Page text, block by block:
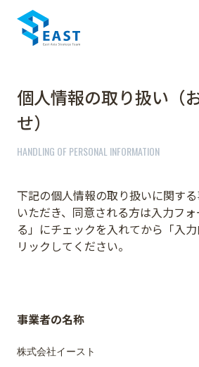
個人情報の取り扱い（
せ）
HANDLING OF PERSONAL INFORMATION
下記の個人情報の取り扱いに関す
いただき、同意される方は入力フ
る」にチェックを入れてから「入
リックしてください。
事業者の名称